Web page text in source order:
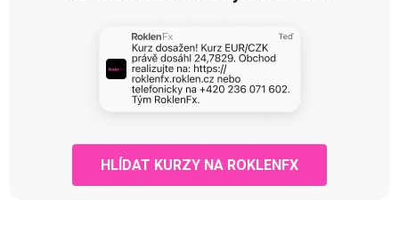
HLÍDAT KURZY NA ROKLENFX